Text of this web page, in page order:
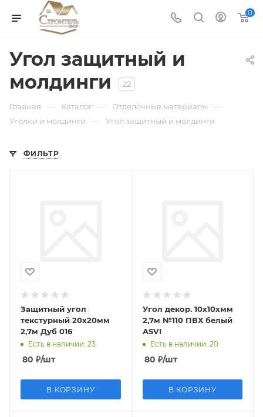
0
Угол защитный и
молдинги
22
Главная — Каталог — Отделочные материалы —
Уголки и молдинги — Угол защитный и молдинги
ФИЛЬТР
Защитный угол
текстурный 20х20мм
2,7м Дуб 016
Есть в наличии: 23
80 ₽/шт
В КОРЗИНУ
Угол декор. 10х10хмм
2,7м №110 ПВХ белый
ASVI
Есть в наличии: 20
80 ₽/шт
В КОРЗИНУ